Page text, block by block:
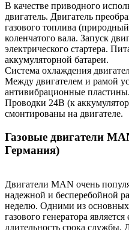
В качестве приводного
двигатель. Двигатель
газового топлива
коленчатого вала. Запуск
электрического стартера.
аккумуляторной батареи.
Система охлаждения
Между двигателем и рамой
антивибрационные пластины.
Проводки 24В (к
смонтированы на двигателе.
Газовые двигатели
Германия)
Двигатели MAN очень
надежной и бесперебойной
неделю. Одними из основных
газового генератора
длительность срока службы.